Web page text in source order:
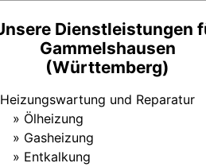
Dienstleistungen
Gammelshausen
(Württemberg)
Heizungswartung und Reparatur
Ölheizung
Gasheizung
Entkalkung